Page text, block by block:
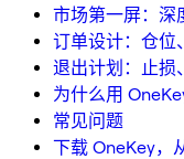
市场第一屏：深
订单设计：仓位
退出计划：止损
为什么用
常见问题
下载 OneKey，